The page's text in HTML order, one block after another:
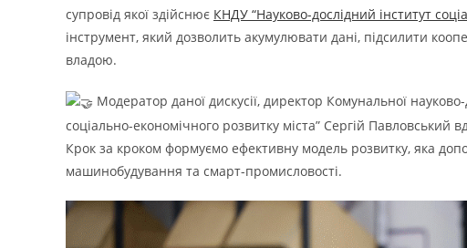
супровід якої здійснює КНДУ “Науково-дослідний інститут
інструмент, який дозволить акумулювати дані, підсилити
владою.
Модератор даної дискусії, директор Комунальної
соціально-економічного розвитку міста” Сергій Павловський
Крок за кроком формуємо ефективну модель розвитку, яка
машинобудування та смарт-промисловості.